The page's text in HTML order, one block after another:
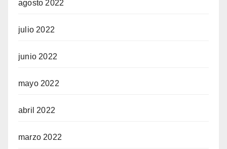
agosto 2022
julio 2022
junio 2022
mayo 2022
abril 2022
marzo 2022